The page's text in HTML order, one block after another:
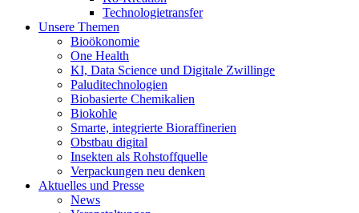
Technologietransfer
Unsere Themen
Bioökonomie
One Health
KI, Data Science und Digitale Zwillinge
Paluditechnologien
Biobasierte Chemikalien
Biokohle
Smarte, integrierte Bioraffinerien
Obstbau digital
Insekten als Rohstoffquelle
Verpackungen neu denken
Aktuelles und Presse
News